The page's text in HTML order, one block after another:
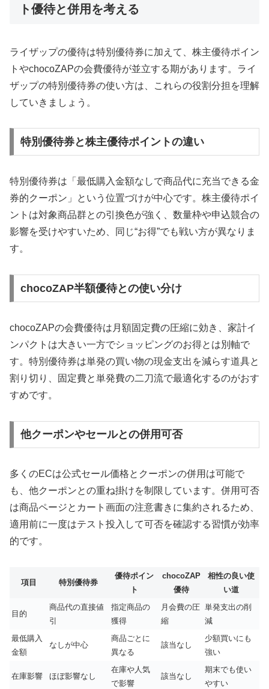
ト優待と併用を考える
ライザップの優待は特別優待券に加えて、株主優待ポイン
トやchocoZAPの会費優待が並立する期があります。ライ
ザップの特別優待券の使い方は、これらの役割分担を理解
していきましょう。
特別優待券と株主優待ポイントの違い
特別優待券は「最低購入金額なしで商品代に充当できる金
券的クーポン」という位置づけが中心です。株主優待ポイ
ントは対象商品群との引換色が強く、数量枠や申込競合の
影響を受けやすいため、同じ“お得”でも戦い方が異なりま
す。
chocoZAP半額優待との使い分け
chocoZAPの会費優待は月額固定費の圧縮に効き、家計イ
ンパクトは大きい一方でショッピングのお得とは別軸で
す。特別優待券は単発の買い物の現金支出を減らす道具と
割り切り、固定費と単発費の二刀流で最適化するのがおす
すめです。
他クーポンやセールとの併用可否
多くのECは公式セール価格とクーポンの併用は可能で
も、他クーポンとの重ね掛けを制限しています。併用可否
は商品ページとカート画面の注意書きに集約されるため、
適用前に一度はテスト投入して可否を確認する習慣が効率
的です。
項目 特別優待券
優待ポイン
ト
chocoZAP
優待
相性の良い使
い道
目的
商品代の直接値
引
指定商品の
獲得
月会費の圧
縮
単発支出の削
減
最低購入
金額
なしが中心
商品ごとに
異なる
該当なし
少額買いにも
強い
在庫影響 ほぼ影響なし
在庫や人気
で影響
該当なし
期末でも使い
やすい